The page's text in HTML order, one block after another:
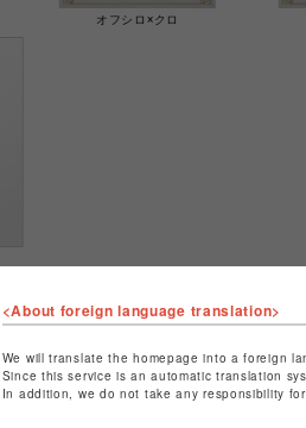
オフシロ×クロ
<About foreign language translation>
We will translate the homepage into a foreign
Since this service is an automatic translation
In addition, we do not take any responsibility